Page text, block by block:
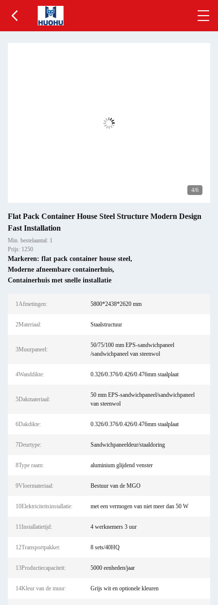
5/6
Flat Pack Container House Steel Structure Modern Design
Fast Installation
Min. bestelaantal: 1
Prijs: 1250
Markeren: flat pack container house steel,
Moderne afneembare containerhuis,
Containerhuis met snelle installatie
1Afmetingen: 5800*2438*2620 mm
2Materiaal: Staalstructuur
3Muurpaneel:
50/75/100 mm EPS-sandwichpaneel
/sandwichpaneel van steenwol
4Wanddikte: 0.326/0.376/0.426/0.476mm staalplaat
5Dakmateriaal:
50 mm EPS-sandwichpaneel/sandwichpaneel
van steenwol
6Dakdikte: 0.326/0.376/0.426/0.476mm staalplaat
7Deurtype: Sandwichpaneeldeur/staaldoring
8Type raam: aluminium glijdend venster
9Vloermateriaal: Bestuur van de MGO
10Elektriciteitsinstallatie: met een vermogen van niet meer dan 50 W
11Installatietijd: 4 werknemers 3 uur
12Transportpakket: 8 sets/40HQ
13Productiecapaciteit: 5000 eenheden/jaar
14Kleur van de muur: Grijs wit en optionele kleuren